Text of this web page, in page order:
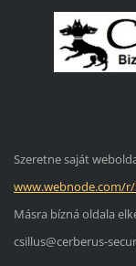
Szeretne saját
www.webnode.com/r/
Másra bízná oldala
csillus@cerberus-